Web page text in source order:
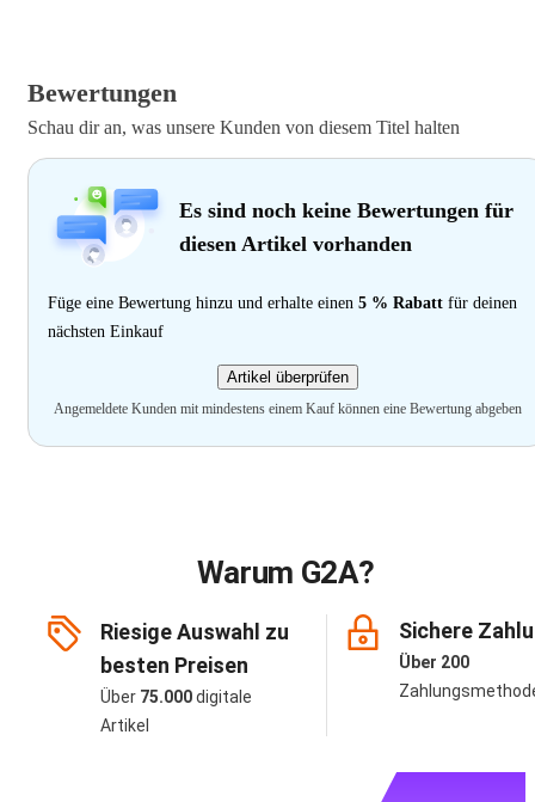
Bewertungen
Schau dir an, was unsere Kunden von diesem Titel halten
Es sind noch keine Bewertungen für
diesen Artikel vorhanden
Füge eine Bewertung hinzu und erhalte einen 5 % Rabatt für deinen
nächsten Einkauf
Artikel überprüfen
Angemeldete Kunden mit mindestens einem Kauf können eine Bewertung abgeben
Warum G2A?
Riesige Auswahl zu
besten Preisen
Über 75.000digitale
Artikel
Sichere
Über 200